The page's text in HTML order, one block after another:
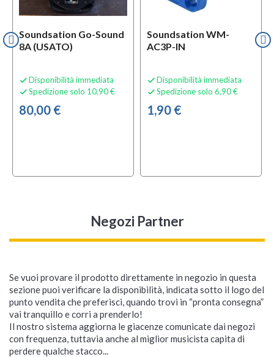
Soundsation Go-Sound
8A (USATO)
 Disponibilità immediata
 Spedizione solo 10,90 €
80,00 €
Soundsation WM-
AC3P-IN
 Disponibilità immediata
 Spedizione solo 6,90 €
1,90 €
Negozi Partner
Se vuoi provare il prodotto direttamente in negozio in questa
sezione puoi verificare la disponibilità, indicata sotto il logo del
punto vendita che preferisci, quando trovi in “pronta consegna”
vai tranquillo e corri a prenderlo!
Il nostro sistema aggiorna le giacenze comunicate dai negozi
con frequenza, tuttavia anche al miglior musicista capita di
perdere qualche stacco...